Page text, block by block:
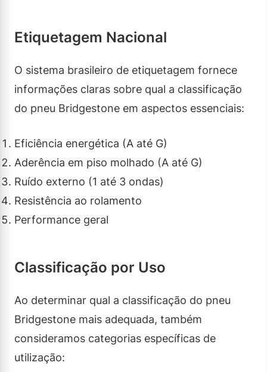
Etiquetagem Nacional
O sistema brasileiro de etiquetagem fornece
informações claras sobre qual a classificação
do pneu Bridgestone em aspectos essenciais:
Eficiência energética (A até G)
Aderência em piso molhado (A até G)
Ruído externo (1 até 3 ondas)
Resistência ao rolamento
Performance geral
Classificação por Uso
Ao determinar qual a classificação do pneu
Bridgestone mais adequada, também
consideramos categorias específicas de
utilização: